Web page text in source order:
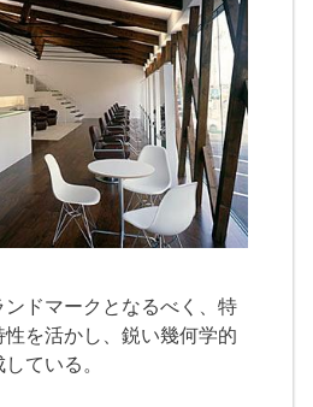
ドマークとなるべく、特
を活かし、鋭い幾何学的
ている。